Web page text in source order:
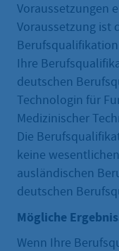
Voraussetzungen
Voraussetzung ist
Ihre
deutschen
Technologin für
Medizinischer
Die
keine
ausländischen
deutschen
Mögliche
Wenn Ihre